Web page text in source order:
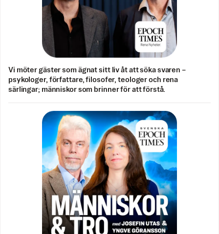
Vi möter gäster som ägnat sitt liv åt att söka svaren –
psykologer, författare, filosofer, teologer och rena
särlingar; människor som brinner för att förstå.